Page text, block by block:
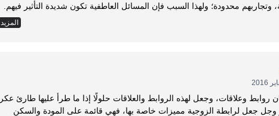
محدودة؛ ولهذا السبب فإن المسائل العاطفية تكون شديدة التأثير فيهم.
المزيد
وعلاقات، وجعل لهذه الروابط والعلاقات حلولًا إذا ما طرأ عليها طارئ عكر
وجل جعل لرابطة الزوجية مميزات خاصة بها، فهي قائمة على المودة والسكن